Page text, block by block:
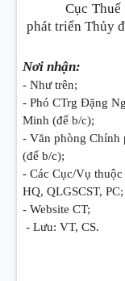
Cục
phát triển Thủy
Nơi nhận:
- Như trên;
- Phó CTrg Đặng
Minh (để b/c);
- Văn phòng Chính
(để b/c);
- Các Cục/Vụ thuộc
HQ, QLGSCST, PC;
- Website CT;
- Lưu: VT, CS.